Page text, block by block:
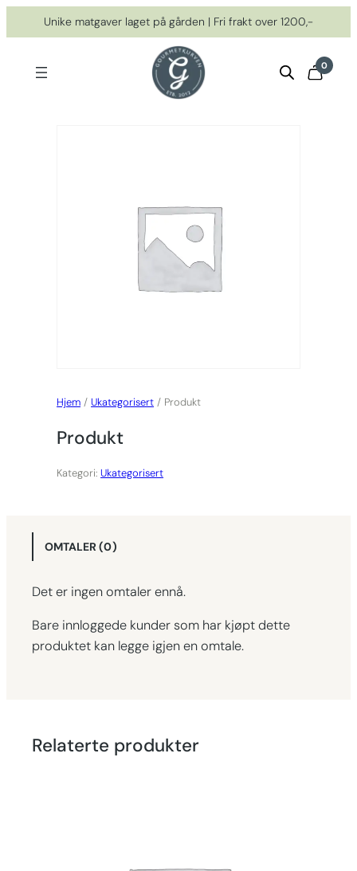
til
Unike matgaver laget på gården | Fri frakt over 1200,-
0
Hjem /Ukategorisert / Produkt
Produkt
Kategori:Ukategorisert
OMTALER (0)
Det er ingen omtaler ennå.
Bare innloggede kunder som har kjøpt dette
produktet kan legge igjen en omtale.
Relaterte produkter